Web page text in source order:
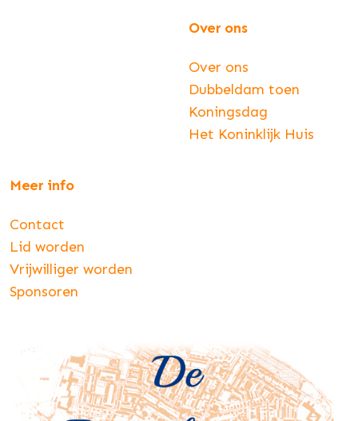
Over ons
Over ons
Dubbeldam toen
Koningsdag
Het Koninklijk Huis
Meer info
Contact
Lid worden
Vrijwilliger worden
Sponsoren